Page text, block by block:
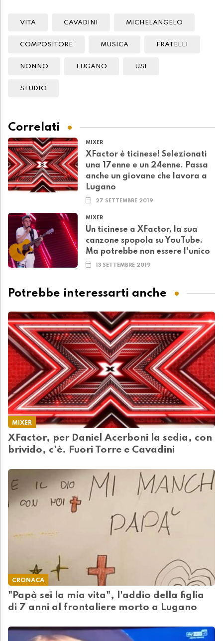
VITA CAVADINI MICHELANGELO
COMPOSITORE MUSICA FRATELLI
NONNO LUGANO USI
STUDIO
Correlati
MIXER
XFactor è ticinese! Selezionati
una 17enne e un 24enne. Passa
anche un giovane che lavora a
Lugano
27 SETTEMBRE 2019
MIXER
Un ticinese a XFactor, la sua
canzone spopola su YouTube.
Ma potrebbe non essere l'unico
13 SETTEMBRE 2019
Potrebbe interessarti anche
MIXER
XFactor, per Daniel Acerboni la sedia, con
brivido, c'è. Fuori Torre e Cavadini
CRONACA
"Papà sei la mia vita", l'addio della figlia
di 7 anni al frontaliere morto a Lugano